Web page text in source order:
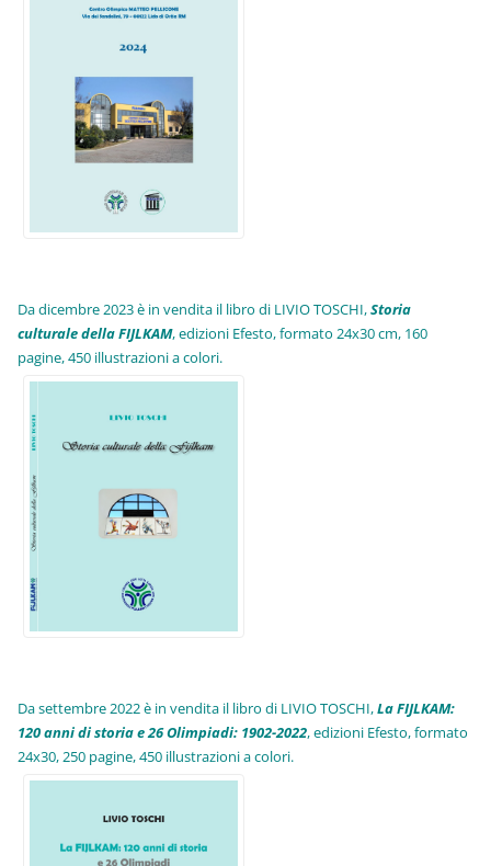
Da dicembre 2023 è in vendita il libro di LIVIO TOSCHI,Storia
culturale della FIJLKAM, edizioni Efesto, formato 24x30 cm, 160
pagine, 450 illustrazioni a colori.
Da settembre 2022 è in vendita il libro di LIVIO TOSCHI,La FIJLKAM:
120 anni di storia e 26 Olimpiadi: 1902-2022, edizioni Efesto, formato
24x30, 250 pagine, 450 illustrazioni a colori.